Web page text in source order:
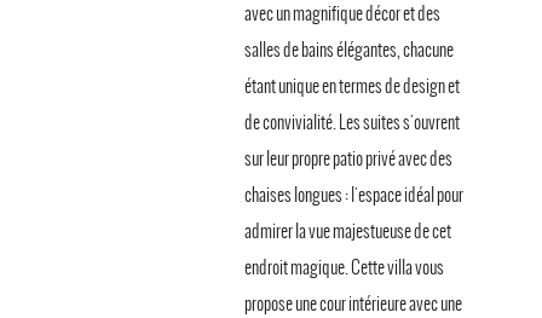
avec un magnifique décor et des
salles de bains élégantes, chacune
étant unique en termes de design et
de convivialité. Les suites s'ouvrent
sur leur propre patio privé avec des
chaises longues : l'espace idéal pour
admirer la vue majestueuse de cet
endroit magique. Cette villa vous
propose une cour intérieure avec une